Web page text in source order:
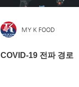
MY K FOOD
COVID-19 전파 경로